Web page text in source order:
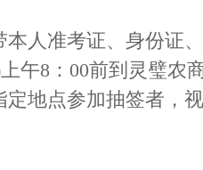
本人准考证、身份证
午8：00前到灵璧农
定地点参加抽签者，